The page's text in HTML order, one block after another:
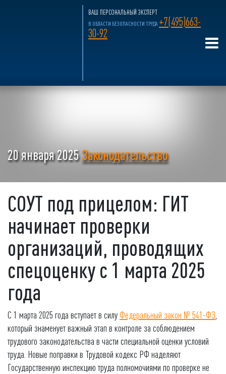
ВАШ ПЕРСОНАЛЬНЫЙ ЭКСПЕРТ
В ОБЛАСТИ БЕЗОПАСНОСТИ ТРУДА +7(495)663-
30-92
20 января 2025Законодательство
СОУТ под прицелом: ГИТ
начинает проверки
организаций, проводящих
спецоценку с 1 марта 2025
года
С 1 марта 2025 года вступает в силуФедеральный закон № 541-ФЗ
который знаменует важный этап в контроле за соблюдением
трудового законодательства в части специальной оценки условий
труда. Новые поправки в Трудовой кодекс РФ наделяют
Государственную инспекцию труда полномочиями по проверке не